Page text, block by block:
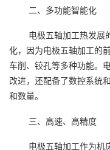
二、多功能智能化
电极五轴加工热发展
化，因为电极五轴加工的
车削、铰孔等多种功能。
改进，还配备了数控系统
和数量。
三、高速、高精度
电极五轴加工作为机